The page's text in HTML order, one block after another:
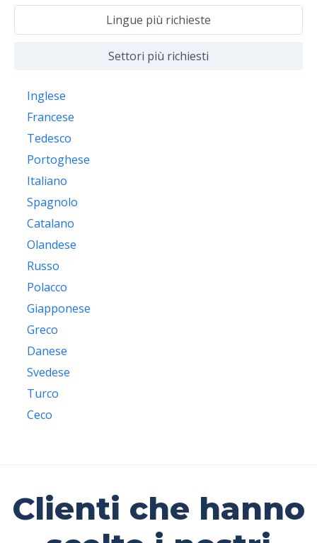
Lingue più richieste
Settori più richiesti
Inglese
Francese
Tedesco
Portoghese
Italiano
Spagnolo
Catalano
Olandese
Russo
Polacco
Giapponese
Greco
Danese
Svedese
Turco
Ceco
Clienti che hanno